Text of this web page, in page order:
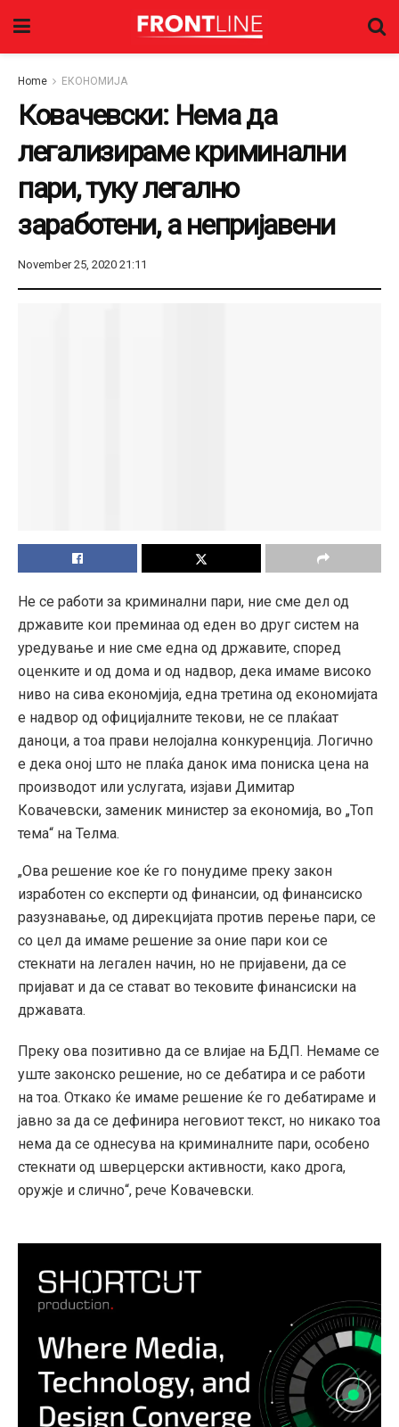
Home ЕКОНОМИЈА
Ковачевски: Нема да
легализираме криминални
пари, туку легално
заработени, а непријавени
November 25, 2020 21:11
Не се работи за криминални пари, ние сме дел од
државите кои преминаа од еден во друг систем на
уредување и ние сме една од државите, според
оценките и од дома и од надвор, дека имаме високо
ниво на сива економјија, една третина од економијата
е надвор од официјалните текови, не се плаќаат
даноци, а тоа прави нелојална конкуренција. Логично
е дека оној што не плаќа данок има пониска цена на
производот или услугата, изјави Димитар
Ковачевски, заменик министер за економија, во „Топ
тема“ на Телма.
„Ова решение кое ќе го понудиме преку закон
изработен со експерти од финансии, од финансиско
разузнавање, од дирекцијата против перење пари, се
со цел да имаме решение за оние пари кои се
стекнати на легален начин, но не пријавени, да се
пријават и да се стават во тековите финансиски на
државата.
Преку ова позитивно да се влијае на БДП. Немаме се
уште законско решение, но се дебатира и се работи
на тоа. Откако ќе имаме решение ќе го дебатираме и
јавно за да се дефинира неговиот текст, но никако тоа
нема да се однесува на криминалните пари, особено
стекнати од шверцерски активности, како дрога,
оружје и слично“, рече Ковачевски.